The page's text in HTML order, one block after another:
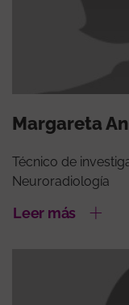
Margareta
Técnico de
Neuroradiología
Leer más